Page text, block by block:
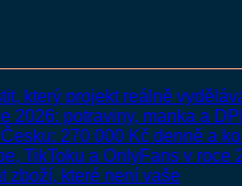
který projekt reálně
2026: potraviny, manka a
270 000 Kč denně a
TikToku a OnlyFans v roce
zboží, které není vaše